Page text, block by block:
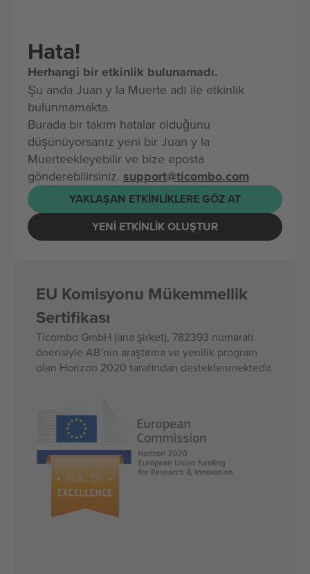
Hata!
Herhangi bir etkinlik bulunamadı.
Şu anda Juan y la Muerte adı ile etkinlik
bulunmamakta.
Burada bir takım hatalar olduğunu
düşünüyorsanız yeni bir Juan y la
Muerteekleyebilir ve bize eposta
gönderebilirsiniz. support@ticombo.com
YAKLAŞAN ETKINLIKLERE GÖZ AT
YENI ETKINLIK OLUŞTUR
EU Komisyonu Mükemmellik
Sertifikası
Ticombo GmbH (ana şirket), 782393 numaralı
önerisiyle AB’nin araştırma ve yenilik program
olan Horizon 2020 tarafından desteklenmektedir.